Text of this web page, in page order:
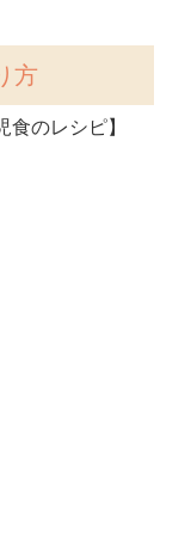
方
食のレシピ】